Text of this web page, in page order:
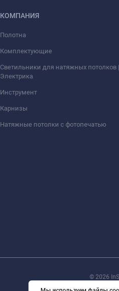
КОМПАНИЯ
Полотна
Комплектующие
Светильники для натяжных потолков |
Электрика
Инструмент
Карнизы
Натяжные потолки с фотопечатью
© 2026